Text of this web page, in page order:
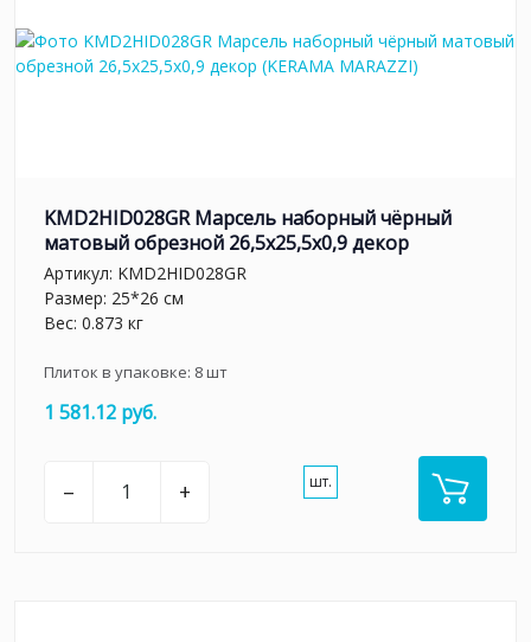
KMD2HID028GR Марсель наборный чёрный
матовый обрезной 26,5x25,5x0,9 декор
Артикул: KMD2HID028GR
Размер: 25*26 см
Вес: 0.873 кг
Плиток в упаковке: 8шт
1 581.12 руб.
– + шт.